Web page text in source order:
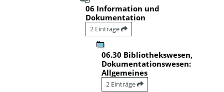
06 Information und
Dokumentation
2 Einträge
06.30 Bibliothekswesen,
Dokumentationswesen:
Allgemeines
2 Einträge